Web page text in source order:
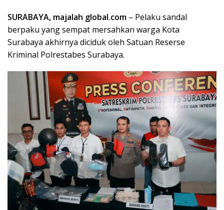
SURABAYA, majalah global.com – Pelaku sandal
berpaku yang sempat mersahkan warga Kota
Surabaya akhirnya diciduk oleh Satuan Reserse
Kriminal Polrestabes Surabaya.